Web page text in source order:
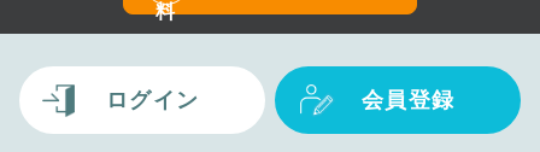
料
ログイン 会員登録